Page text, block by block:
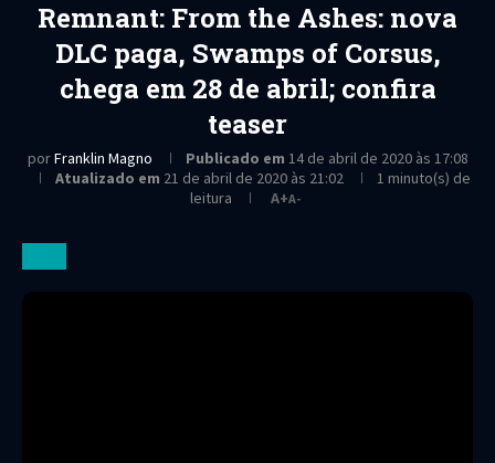
Remnant: From the Ashes: nova
DLC paga, Swamps of Corsus,
chega em 28 de abril; confira
teaser
porFranklin Magno Publicado em 14 de abril de 2020 às 17:08
Atualizado em 21 de abril de 2020 às 21:02
1 minuto(s) de
leitura
A+A-